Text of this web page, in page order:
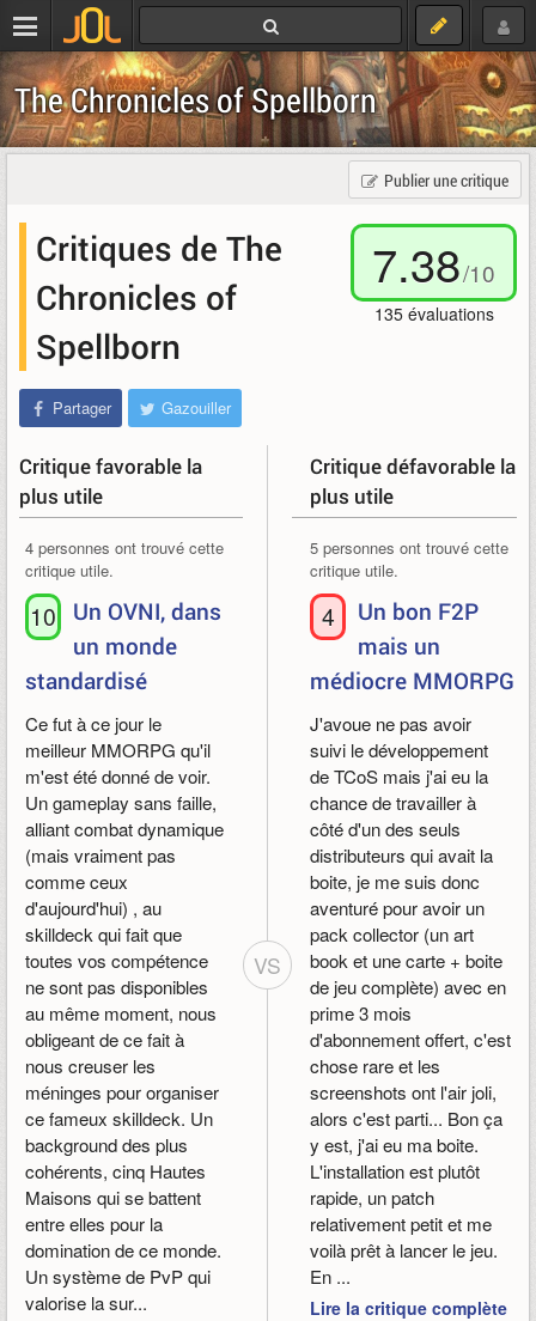
The Chronicles of Spellborn
Publier une critique
7.38/10
135évaluations
Critiques de The
Chronicles of
Spellborn
Partager Gazouiller
Critique favorable la
plus utile
VS
Critique défavorable la
plus utile
4 personnes ont trouvé cette
critique utile.
10
Un OVNI, dans
un monde
standardisé
Ce fut à ce jour le
meilleur MMORPG qu'il
m'est été donné de voir.
Un gameplay sans faille,
alliant combat dynamique
(mais vraiment pas
comme ceux
d'aujourd'hui) , au
skilldeck qui fait que
toutes vos compétence
ne sont pas disponibles
au même moment, nous
obligeant de ce fait à
nous creuser les
méninges pour organiser
ce fameux skilldeck. Un
background des plus
cohérents, cinq Hautes
Maisons qui se battent
entre elles pour la
domination de ce monde.
Un système de PvP qui
valorise la sur...
5 personnes ont trouvé cette
critique utile.
4
Un bon F2P
mais un
médiocre MMORPG
J'avoue ne pas avoir
suivi le développement
de TCoS mais j'ai eu la
chance de travailler à
côté d'un des seuls
distributeurs qui avait la
boite, je me suis donc
aventuré pour avoir un
pack collector (un art
book et une carte + boite
de jeu complète) avec en
prime 3 mois
d'abonnement offert, c'est
chose rare et les
screenshots ont l'air joli,
alors c'est parti... Bon ça
y est, j'ai eu ma boite.
L'installation est plutôt
rapide, un patch
relativement petit et me
voilà prêt à lancer le jeu.
En ...
Lire la critique complète